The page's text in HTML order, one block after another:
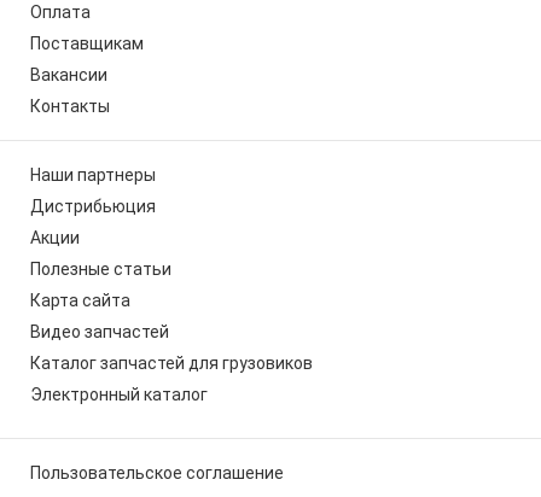
Оплата
Поставщикам
Вакансии
Контакты
Наши партнеры
Дистрибьюция
Акции
Полезные статьи
Карта сайта
Видео запчастей
Каталог запчастей для грузовиков
Электронный каталог
Пользовательское соглашение